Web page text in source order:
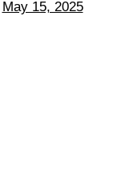
May 15, 2025